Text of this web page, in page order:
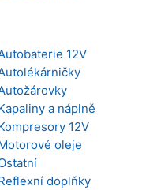
12V
a náplně
12V
oleje
doplňky